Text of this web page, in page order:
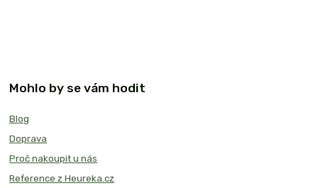
Mohlo by se vám hodit
Blog
Doprava
Proč nakoupit u nás
Reference z Heureka.cz